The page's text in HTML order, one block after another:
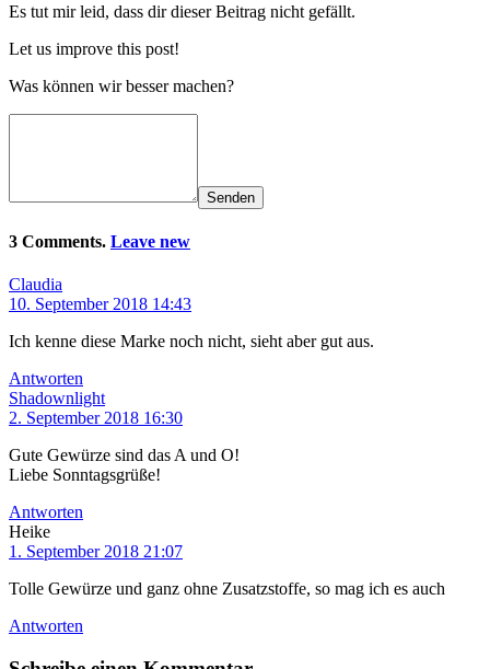
Es tut mir leid, dass dir dieser Beitrag nicht gefällt.
Let us improve this post!
Was können wir besser machen?
Senden
3 Comments. Leave new
Claudia
10. September 2018 14:43
Ich kenne diese Marke noch nicht, sieht aber gut aus.
Antworten
Shadownlight
2. September 2018 16:30
Gute Gewürze sind das A und O!
Liebe Sonntagsgrüße!
Antworten
Heike
1. September 2018 21:07
Tolle Gewürze und ganz ohne Zusatzstoffe, so mag ich es auch
Antworten